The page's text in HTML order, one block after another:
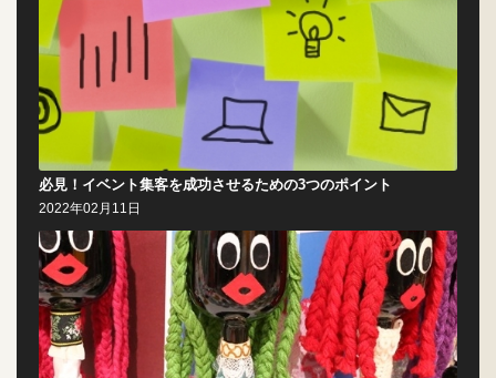
必見！イベント集客を成功させるための3つのポイント
2022年02月11日